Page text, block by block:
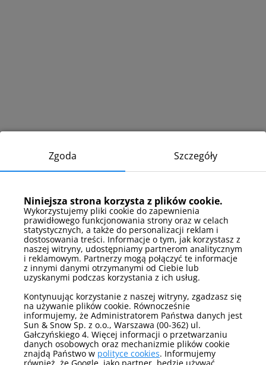
Zgoda Szczegóły
Niniejsza strona korzysta z plików cookie.
Wykorzystujemy pliki cookie do zapewnienia
prawidłowego funkcjonowania strony oraz w celach
statystycznych, a także do personalizacji reklam i
dostosowania treści. Informacje o tym, jak korzystasz z
naszej witryny, udostępniamy partnerom analitycznym
i reklamowym. Partnerzy mogą połączyć te informacje
z innymi danymi otrzymanymi od Ciebie lub
uzyskanymi podczas korzystania z ich usług.
Kontynuując korzystanie z naszej witryny, zgadzasz się
na używanie plików cookie. Równocześnie
informujemy, że Administratorem Państwa danych jest
Sun & Snow Sp. z o.o., Warszawa (00-362) ul.
Gałczyńskiego 4. Więcej informacji o przetwarzaniu
danych osobowych oraz mechanizmie plików cookie
znajdą Państwo w polityce cookies. Informujemy